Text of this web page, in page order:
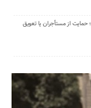
تمدید قراردادهای اجاره ۱۴۰۵؛ حمایت از مستأجران یا تعویق